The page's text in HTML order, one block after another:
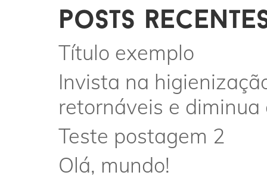
posts
Título exemplo
Invista na
retornáveis e
Teste postagem 2
Olá, mundo!